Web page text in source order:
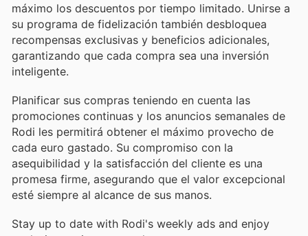
máximo los descuentos por tiempo limitado. Unirse a
su programa de fidelización también desbloquea
recompensas exclusivas y beneficios adicionales,
garantizando que cada compra sea una inversión
inteligente.
Planificar sus compras teniendo en cuenta las
promociones continuas y los anuncios semanales de
Rodi les permitirá obtener el máximo provecho de
cada euro gastado. Su compromiso con la
asequibilidad y la satisfacción del cliente es una
promesa firme, asegurando que el valor excepcional
esté siempre al alcance de sus manos.
Stay up to date with Rodi's weekly ads and enjoy